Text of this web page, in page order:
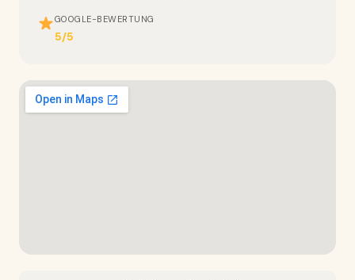
GOOGLE-BEWERTUNG
5/5